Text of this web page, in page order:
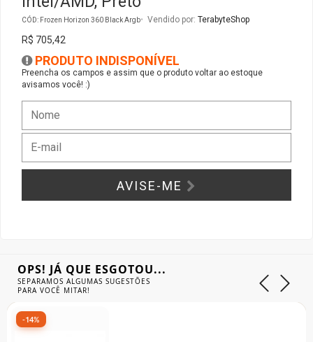
CÓD: Frozen Horizon 360 Black Argb Vendido por: TerabyteShop
R$ 705,42
PRODUTO INDISPONÍVEL
Preencha os campos e assim que o produto voltar ao estoque
avisamos você! :)
AVISE-ME
OPS! JÁ QUE ESGOTOU...
SEPARAMOS ALGUMAS SUGESTÕES
PARA VOCÊ MITAR!
-14%
Gabinete Liketec
Ver Todos
Fonte Thermaltake
Fontes Diversas
Ver Todos